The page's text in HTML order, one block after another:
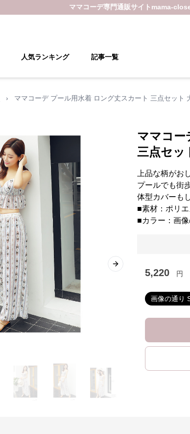
ママコーデ専門通販サイト mama-
人気ランキング 記事一覧
› ママコーデ プール用水着 ロング丈スカート 三点セット
Next slide
ママコー
三点セッ
上品な柄がお
プールでも街
体型カバーも
■素材：ポリ
■カラー：画像
5,220 円
画像の通り